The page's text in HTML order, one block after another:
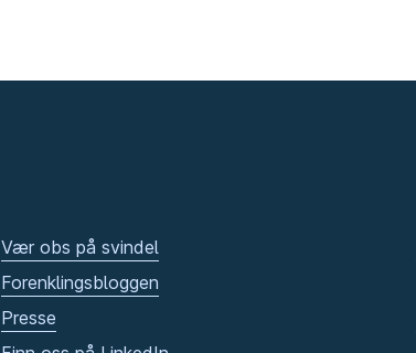
Vær obs på svindel
Forenklingsbloggen
Presse